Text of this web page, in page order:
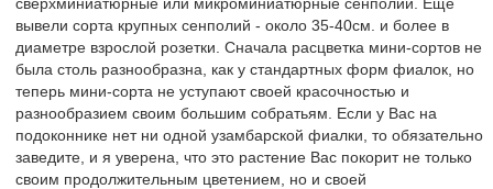
вывели сорта крупных сенполий - около 35-40см. и более в
диаметре взрослой розетки. Сначала расцветка мини-сортов не
была столь разнообразна, как у стандартных форм фиалок, но
теперь мини-сорта не уступают своей красочностью и
разнообразием своим большим собратьям. Если у Вас на
подоконнике нет ни одной узамбарской фиалки, то обязательно
заведите, и я уверена, что это растение Вас покорит не только
своим продолжительным цветением, но и своей